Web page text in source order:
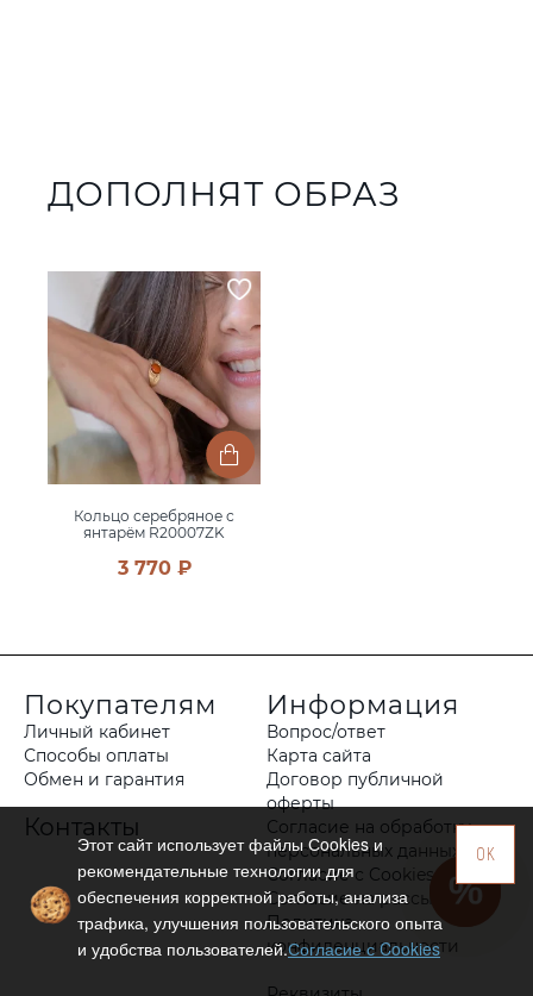
ДОПОЛНЯТ ОБРАЗ
Кольцо серебряное с
янтарём R20007ZK
3 770 ₽
Покупателям
Личный кабинет
Способы оплаты
Обмен и гарантия
Контакты
Информация
Вопрос/ответ
Карта сайта
Договор публичной
оферты
Согласие на обработку
персональных данных
Согласие с Cookies
Согласие на рассылку
Политика
конфиденциальности
OK
Этот сайт использует файлы Сookies и
рекомендательные технологии для
обеспечения корректной работы, анализа
трафика, улучшения пользовательского опыта
и удобства пользователей.Согласие с Cookies